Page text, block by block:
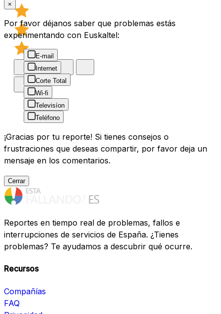
×
Por favor déjanos saber que problemas estás
experimentando con Euskaltel:
E-mail
Internet
Corte Total
Wi-fi
Televisíon
Teléfono
¡Gracias por tu reporte! Si tienes consejos o
frustraciones que deseas compartir, por favor deja un
mensaje en los comentarios.
Cerrar
Reportes en tiempo real de problemas, fallos e
interrupciones de servicios de España. ¿Tienes
problemas? Te ayudamos a descubrir qué ocurre.
Recursos
Compañías
FAQ